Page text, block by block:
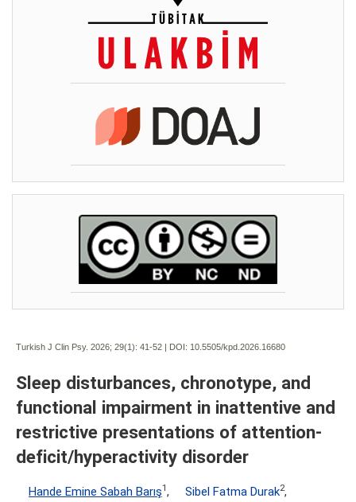
Turkish J Clin Psy. 2026; 29(1): 41-52 | DOI: 10.5505/kpd.2026.16680
Sleep disturbances, chronotype, and
functional impairment in inattentive and
restrictive presentations of attention-
deficit/hyperactivity disorder
Hande Emine Sabah Barış1 , Sibel Fatma Durak2,